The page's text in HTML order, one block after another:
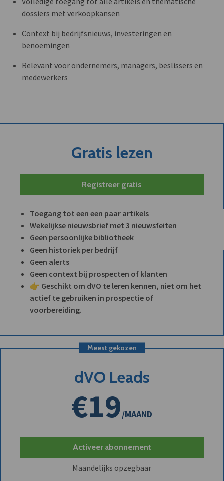
dossiers met verkoopkansen
Context bij bedrijfsnieuws, investeringen en
benoemingen
Relevant voor ondernemers, managers, beslissers en
medewerkers
Gratis lezen
Registreer gratis
Toegang tot een een paar artikels
Wekelijkse nieuwsbrief met 3 nieuwsfeiten
Geen persoonlijke bibliotheek
Geen historiek per bedrijf
Geen alerts
Geen context bij prospecten of klanten
👉 Geschikt om dVO te leren kennen, niet om het
actief te gebruiken in prospectie of
voorbereiding.
Meest gekozen
dVO Leads
€19/MAAND
Activeer abonnement
Maandelijks opzegbaar